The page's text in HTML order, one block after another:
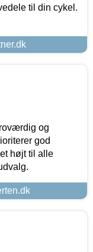
til din cykel.
og
god
højt til alle